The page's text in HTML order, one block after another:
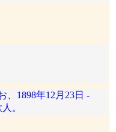
、1898年12月23日 -
。